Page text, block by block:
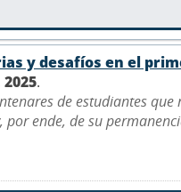
y desafíos en el
2025.
de estudiantes
ende, de su